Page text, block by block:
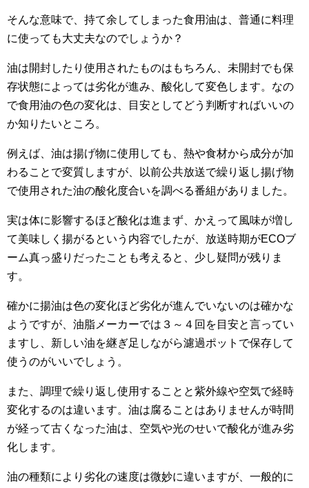
そんな意味で、持て余してしまった食用油は、普通に料理
に使っても大丈夫なのでしょうか？
油は開封したり使用されたものはもちろん、未開封でも保
存状態によっては劣化が進み、酸化して変色します。なの
で食用油の色の変化は、目安としてどう判断すればいいの
か知りたいところ。
例えば、油は揚げ物に使用しても、熱や食材から成分が加
わることで変質しますが、以前公共放送で繰り返し揚げ物
で使用された油の酸化度合いを調べる番組がありました。
実は体に影響するほど酸化は進まず、かえって風味が増し
て美味しく揚がるという内容でしたが、放送時期がECOブ
ーム真っ盛りだったことも考えると、少し疑問が残りま
す。
確かに揚油は色の変化ほど劣化が進んでいないのは確かな
ようですが、油脂メーカーでは３～４回を目安と言ってい
ますし、新しい油を継ぎ足しながら濾過ポットで保存して
使うのがいいでしょう。
また、調理で繰り返し使用することと紫外線や空気で経時
変化するのは違います。油は腐ることはありませんが時間
が経って古くなった油は、空気や光のせいで酸化が進み劣
化します。
油の種類により劣化の速度は微妙に違いますが、一般的に